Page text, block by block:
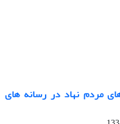
مردم نهاد در رسانه های